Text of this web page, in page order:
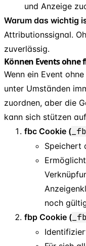
und Anzeige
Warum das wichtig
Attributionssignal.
zuverlässig.
Können Events ohne
Wenn ein Event
unter Umständen
zuordnen, aber die
kann sich stützen
fbc Cookie (
Speichert
noch
fbp Cookie (